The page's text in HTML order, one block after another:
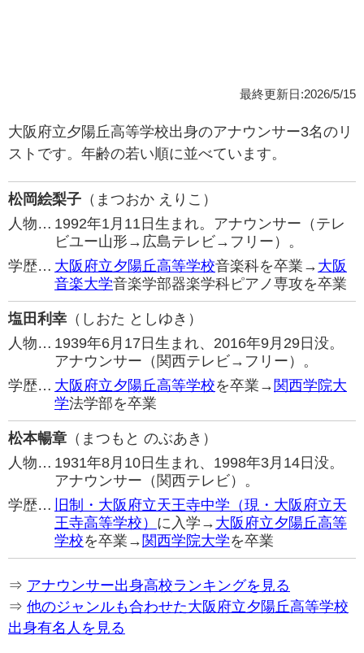
最終更新日:2026/5/15
大阪府立夕陽丘高等学校出身のアナウンサー3名のリ
ストです。年齢の若い順に並べています。
松岡絵梨子 （まつおか えりこ）
人物… 1992年1月11日生まれ。アナウンサー（テレ
ビユー山形→広島テレビ→フリー）。
学歴… 大阪府立夕陽丘高等学校音楽科を卒業→ 大阪
音楽大学音楽学部器楽学科ピアノ専攻を卒業
塩田利幸 （しおた としゆき）
人物… 1939年6月17日生まれ、2016年9月29日没。
アナウンサー（関西テレビ→フリー）。
学歴… 大阪府立夕陽丘高等学校を卒業→ 関西学院大
学法学部を卒業
松本暢章 （まつもと のぶあき）
人物… 1931年8月10日生まれ、1998年3月14日没。
アナウンサー（関西テレビ）。
学歴…
旧制・大阪府立天王寺中学（現・大阪府立天
王寺高等学校） に入学→ 大阪府立夕陽丘高等
学校を卒業→ 関西学院大学を卒業
⇒ アナウンサー出身高校ランキングを見る
⇒ 他のジャンルも合わせた大阪府立夕陽丘高等学校
出身有名人を見る